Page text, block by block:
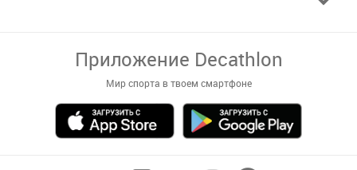
Приложение Decathlon
Мир спорта в твоем смартфоне